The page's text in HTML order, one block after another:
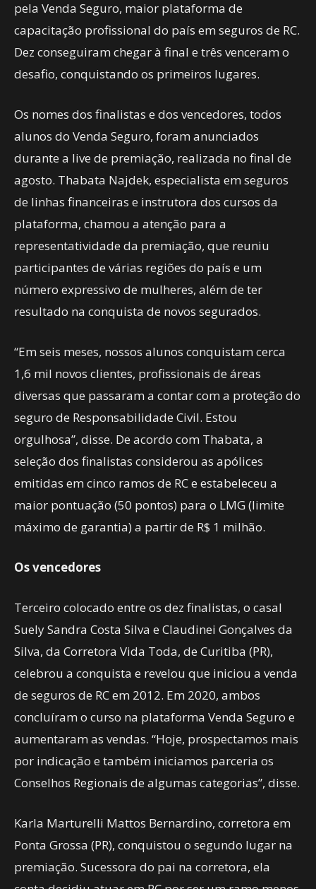
pela Venda Seguro, maior plataforma de
capacitação profissional do país em seguros de RC.
Dez conseguiram chegar à final e três venceram o
desafio, conquistando os primeiros lugares.
Os nomes dos finalistas e dos vencedores, todos
alunos do Venda Seguro, foram anunciados
durante a live de premiação, realizada no final de
agosto. Thabata Najdek, especialista em seguros
de linhas financeiras e instrutora dos cursos da
plataforma, chamou a atenção para a
representatividade da premiação, que reuniu
participantes de várias regiões do país e um
número expressivo de mulheres, além de ter
resultado na conquista de novos segurados.
“Em seis meses, nossos alunos conquistam cerca
1,6 mil novos clientes, profissionais de áreas
diversas que passaram a contar com a proteção do
seguro de Responsabilidade Civil. Estou
orgulhosa”, disse. De acordo com Thabata, a
seleção dos finalistas considerou as apólices
emitidas em cinco ramos de RC e estabeleceu a
maior pontuação (50 pontos) para o LMG (limite
máximo de garantia) a partir de R$ 1 milhão.
Os vencedores
Terceiro colocado entre os dez finalistas, o casal
Suely Sandra Costa Silva e Claudinei Gonçalves da
Silva, da Corretora Vida Toda, de Curitiba (PR),
celebrou a conquista e revelou que iniciou a venda
de seguros de RC em 2012. Em 2020, ambos
concluíram o curso na plataforma Venda Seguro e
aumentaram as vendas. “Hoje, prospectamos mais
por indicação e também iniciamos parceria os
Conselhos Regionais de algumas categorias”, disse.
Karla Marturelli Mattos Bernardino, corretora em
Ponta Grossa (PR), conquistou o segundo lugar na
premiação. Sucessora do pai na corretora, ela